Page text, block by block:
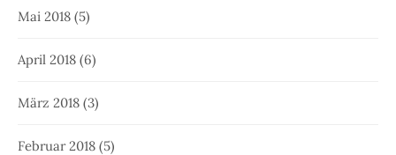
Mai 2018 (5)
April 2018 (6)
März 2018 (3)
Februar 2018 (5)